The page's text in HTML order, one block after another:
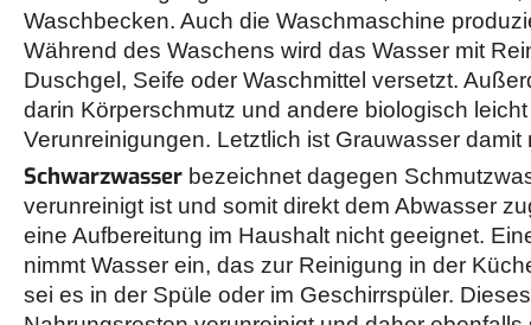
Waschbecken. Auch die Waschmaschine
Während des Waschens wird das Wasser mit
Duschgel, Seife oder Waschmittel versetzt.
darin Körperschmutz und andere biologisch
Verunreinigungen. Letztlich ist Grauwasser
Schwarzwasser bezeichnet dagegen
verunreinigt ist und somit direkt dem Abwasser
eine Aufbereitung im Haushalt nicht geeignet.
nimmt Wasser ein, das zur Reinigung in der
sei es in der Spüle oder im Geschirrspüler.